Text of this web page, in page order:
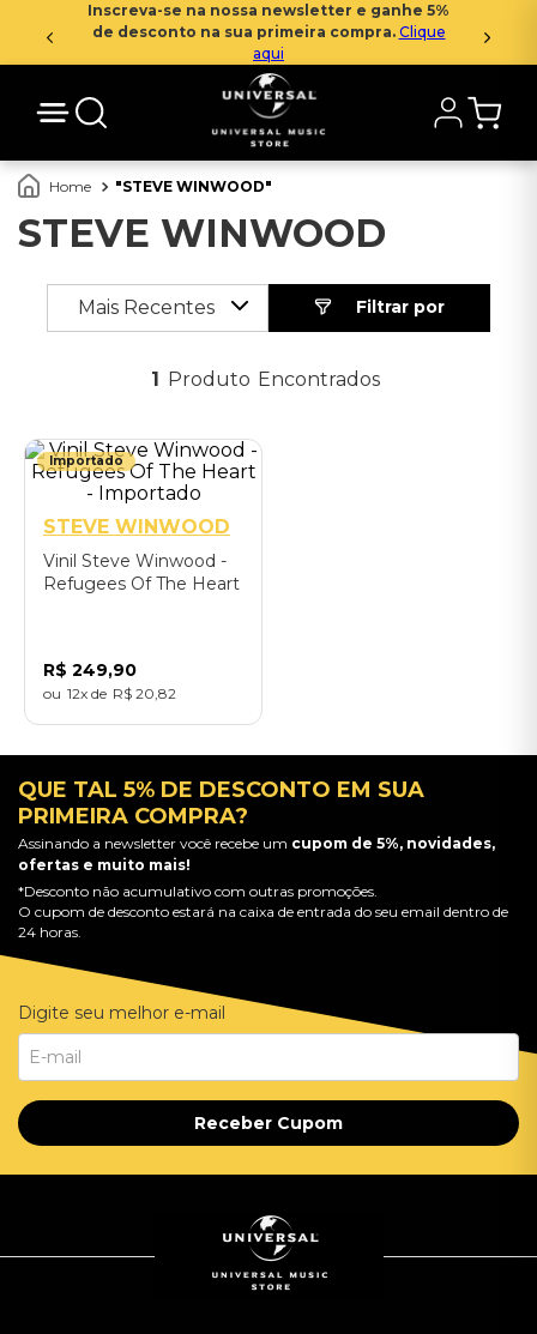
Inscreva-se na nossa newsletter e ganhe 5%
de desconto na sua primeira compra. Clique
aqui
STEVE WINWOOD
STEVE WINWOOD
Mais Recentes
1 Produto
Importado
STEVE WINWOOD
Vinil Steve Winwood -
Refugees Of The Heart
R$ 249,90
12 R$ 20 82
QUE TAL 5% DE DESCONTO EM SUA
PRIMEIRA COMPRA?
Assinando a newsletter você recebe um cupom de 5%, novidades,
ofertas e muito mais!
*Desconto não acumulativo com outras promoções.
O cupom de desconto estará na caixa de entrada do seu email dentro de
24 horas.
Digite seu melhor e-mail
Receber Cupom